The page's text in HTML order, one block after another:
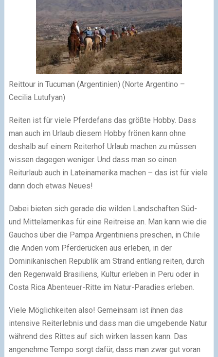
Reittour in Tucuman (Argentinien) (Norte Argentino –
Cecilia Lutufyan)
Reiten ist für viele Pferdefans das größte Hobby. Dass
man auch im Urlaub diesem Hobby frönen kann ohne
deshalb auf einem Reiterhof Urlaub machen zu müssen
wissen dagegen weniger. Und dass man so einen
Reiturlaub auch in Lateinamerika machen – das ist für viele
dann doch etwas Neues!
Dabei bieten sich gerade die wilden Landschaften Süd-
und Mittelamerikas für eine Reitreise an. Man kann wie die
Gauchos über die Pampa Argentiniens preschen, in Chile
die Anden vom Pferderücken aus erleben, in der
Dominikanischen Republik am Strand entlang reiten, durch
den Regenwald Brasiliens, Kultur erleben in Peru oder in
Costa Rica Abenteuer-Ritte im Natur-Paradies erleben.
Viele Möglichkeiten also! Gemeinsam ist ihnen das
intensive Reiterlebnis und dass man die umgebende Natur
während des Rittes auf sich wirken lassen kann. Das
angenehme Tempo sorgt dafür, dass man zwar gut voran